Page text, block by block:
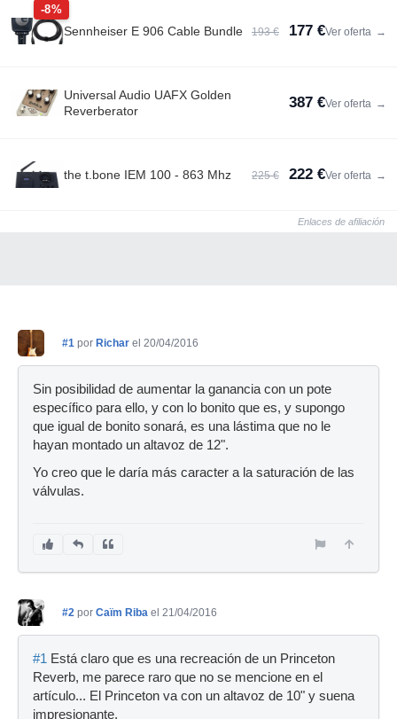
-8%
Sennheiser E 906 Cable Bundle 193 € 177 €Ver oferta →
Universal Audio UAFX Golden
Reverberator
387 €Ver oferta →
the t.bone IEM 100 - 863 Mhz 225 € 222 €Ver oferta →
Enlaces de afiliación
#1 por Richar el 20/04/2016
Sin posibilidad de aumentar la ganancia con un pote
específico para ello, y con lo bonito que es, y supongo
que igual de bonito sonará, es una lástima que no le
hayan montado un altavoz de 12".
Yo creo que le daría más caracter a la saturación de las
válvulas.
#2 por Caïm Riba el 21/04/2016
#1 Está claro que es una recreación de un Princeton
Reverb, me parece raro que no se mencione en el
artículo... El Princeton va con un altavoz de 10" y suena
impresionante.